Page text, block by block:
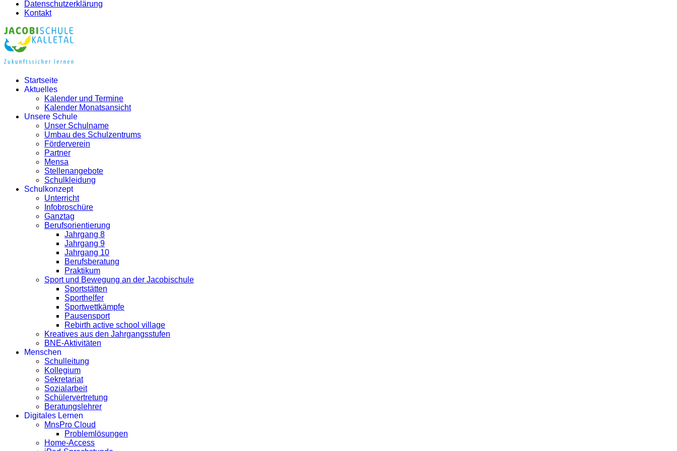
Datenschutzerklärung
Kontakt
Startseite
Aktuelles
Kalender und Termine
Kalender Monatsansicht
Unsere Schule
Unser Schulname
Umbau des Schulzentrums
Förderverein
Partner
Mensa
Stellenangebote
Schulkleidung
Schulkonzept
Unterricht
Infobroschüre
Ganztag
Berufsorientierung
Jahrgang 8
Jahrgang 9
Jahrgang 10
Berufsberatung
Praktikum
Sport und Bewegung an der Jacobischule
Sportstätten
Sporthelfer
Sportwettkämpfe
Pausensport
Rebirth active school village
Kreatives aus den Jahrgangsstufen
BNE-Aktivitäten
Menschen
Schulleitung
Kollegium
Sekretariat
Sozialarbeit
Schülervertretung
Beratungslehrer
Digitales Lernen
MnsPro Cloud
Problemlösungen
Home-Access